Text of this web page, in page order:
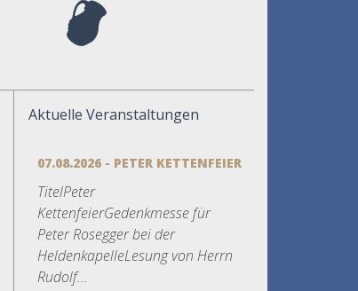
Aktuelle Veranstaltungen
07.08.2026 - PETER KETTENFEIER
TitelPeter
KettenfeierGedenkmesse für
Peter Rosegger bei der
HeldenkapelleLesung von Herrn
Rudolf...